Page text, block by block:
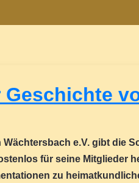
Geschichte
e.V. gibt die
für seine Mitglieder
zu